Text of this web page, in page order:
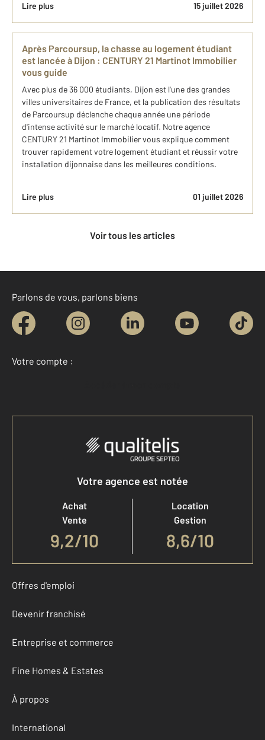
Lire plus 15 juillet 2026
Après Parcoursup, la chasse au logement étudiant
est lancée à Dijon : CENTURY 21 Martinot Immobilier
vous guide
Avec plus de 36 000 étudiants, Dijon est l'une des grandes
villes universitaires de France, et la publication des résultats
de Parcoursup déclenche chaque année une période
d'intense activité sur le marché locatif. Notre agence
CENTURY 21 Martinot Immobilier vous explique comment
trouver rapidement votre logement étudiant et réussir votre
installation dijonnaise dans les meilleures conditions.
Lire plus 01 juillet 2026
Voir tous les articles
Parlons de vous, parlons biens
Votre compte :
Accéder à mon compte
Votre agence est notée
Achat
Vente
9,2/10
Location
Gestion
8,6/10
Offres d'emploi
Devenir franchisé
Entreprise et commerce
Fine Homes & Estates
À propos
International